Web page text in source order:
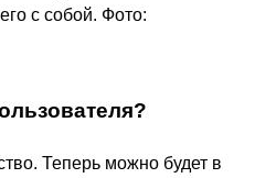
с собой. Фото:
Теперь можно будет в